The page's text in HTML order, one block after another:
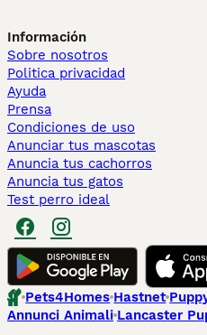
Información
Sobre nosotros
Politica privacidad
Ayuda
Prensa
Condiciones de uso
Anunciar tus mascotas
Anuncia tus cachorros
Anuncia tus gatos
Test perro ideal
Pets4Homes Hastnet
Annunci Animali Lancaster